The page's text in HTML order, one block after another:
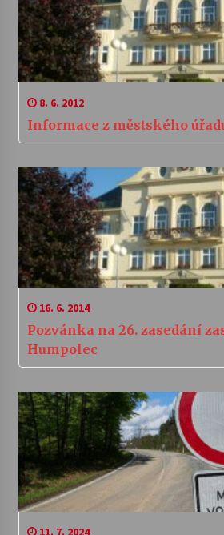
8. 6. 2012
Informace z městského
16. 6. 2014
Pozvánka na 26. zasedání
Humpolec
11. 7. 2024